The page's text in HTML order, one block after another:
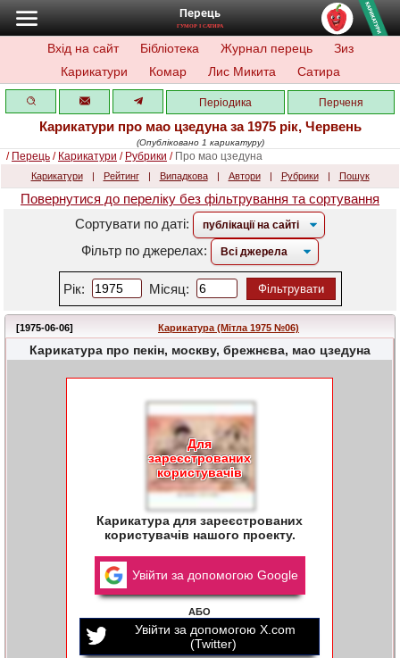
Перець
ГУМОР І САТИРА
Вхід на сайт Бібліотека Журнал перець
Зиз
Карикатури
Комар Лис Микита Сатира
Періодика Перченя
Карикатури про мао цзедуна за 1975 рік, Червень
(Опубліковано 1 карикатуру)
/ Перець / Карикатури / Рубрики / Про мао цзедуна
Карикатури | Рейтинг | Випадкова | Автори | Рубрики | Пошук
Повернутися до переліку без фільтрування та сортування
Сортувати по даті:
Фільтр по джерелах:
Рік: Місяц: Фільтрувати
[1975-06-06] Карикатура (Мітла 1975 №06)
Карикатура про пекін, москву, брежнєва, мао цзедуна
Для
зареєстрованих
користувачів
Карикатура для зареєстрованих
користувачів нашого проекту.
Увійти за допомогою Google
АБО
Увійти за допомогою X.com
(Twitter)